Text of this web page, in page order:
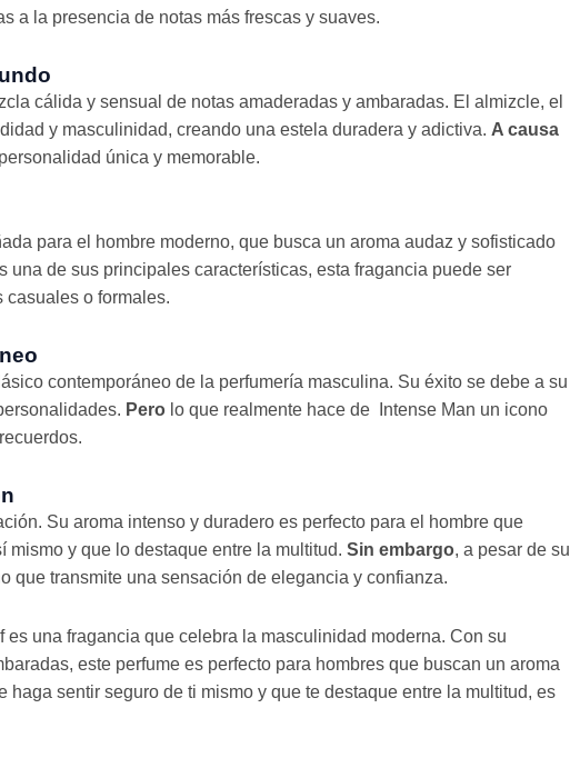
a la presencia de notas más frescas y suaves.
cálida y sensual de notas amaderadas y ambaradas. El almizcle, el
y masculinidad, creando una estela duradera y adictiva. A causa
única y memorable.
para el hombre moderno, que busca un aroma audaz y sofisticado
una de sus principales características, esta fragancia puede ser
casuales o formales.
contemporáneo de la perfumería masculina. Su éxito se debe a su
Pero lo que realmente hace de Intense Man un icono
Su aroma intenso y duradero es perfecto para el hombre que
mismo y que lo destaque entre la multitud. Sin embargo, a pesar de su
que transmite una sensación de elegancia y confianza.
es una fragancia que celebra la masculinidad moderna. Con su
este perfume es perfecto para hombres que buscan un aroma
sentir seguro de ti mismo y que te destaque entre la multitud, es